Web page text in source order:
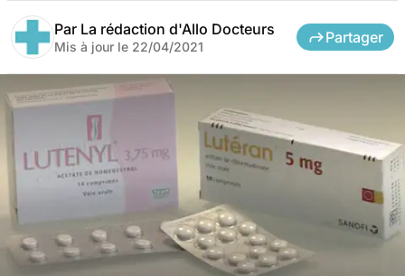
Par La rédaction d'Allo Docteurs
Mis à jour le 22/04/2021
Partager